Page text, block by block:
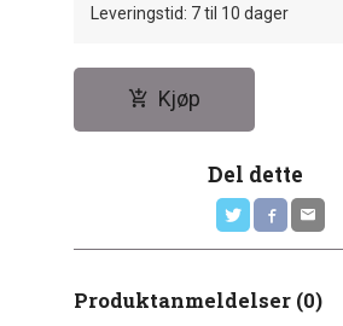
Leveringstid: 7 til 10 dager
Kjøp
Del dette
Produktanmeldelser (0)